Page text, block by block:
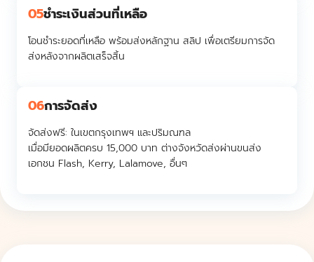
05ชำระเงินส่วนที่เหลือ
โอนชำระยอดที่เหลือ พร้อมส่งหลักฐาน สลิป เพื่อเตรียมการจัด
ส่งหลังจากผลิตเสร็จสิ้น
06การจัดส่ง
จัดส่งฟรี: ในเขตกรุงเทพฯ และปริมณฑล
เมื่อมียอดผลิตครบ 15,000 บาท ต่างจังหวัดส่งผ่านขนส่ง
เอกชน Flash, Kerry, Lalamove, อื่นๆ